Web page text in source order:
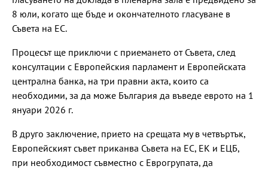
8 юли, когато ще бъде и окончателното гласуване в
Съвета на ЕС.
Процесът ще приключи с приемането от Съвета, след
консултации с Европейския парламент и Европейската
централна банка, на три правни акта, които са
необходими, за да може България да въведе еврото на 1
януари 2026 г.
В друго заключение, прието на срещата му в четвъртък,
Европейският съвет приканва Съвета на ЕС, ЕК и ЕЦБ,
при необходимост съвместно с Еврогрупата, да